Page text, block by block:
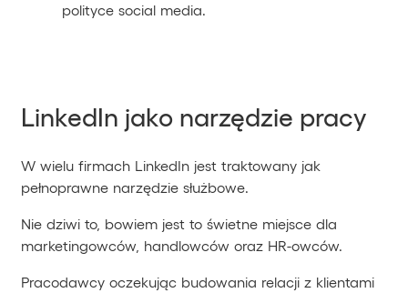
polityce social media.
LinkedIn jako narzędzie pracy
W wielu firmach LinkedIn jest traktowany jak
pełnoprawne narzędzie służbowe.
Nie dziwi to, bowiem jest to świetne miejsce dla
marketingowców, handlowców oraz HR-owców.
Pracodawcy oczekując budowania relacji z klientami